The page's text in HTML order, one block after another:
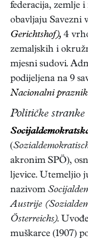
federacija, zemlje
obavljaju Savezni
Gerichtshof), 4
zemaljskih i
mjesni sudovi.
podijeljena na 9
Nacionalni
Političke stranke
(
akronim SPÖ),
ljevice. Utemeljio
nazivom
Austrije
Österreichs).
muškarce (1907)